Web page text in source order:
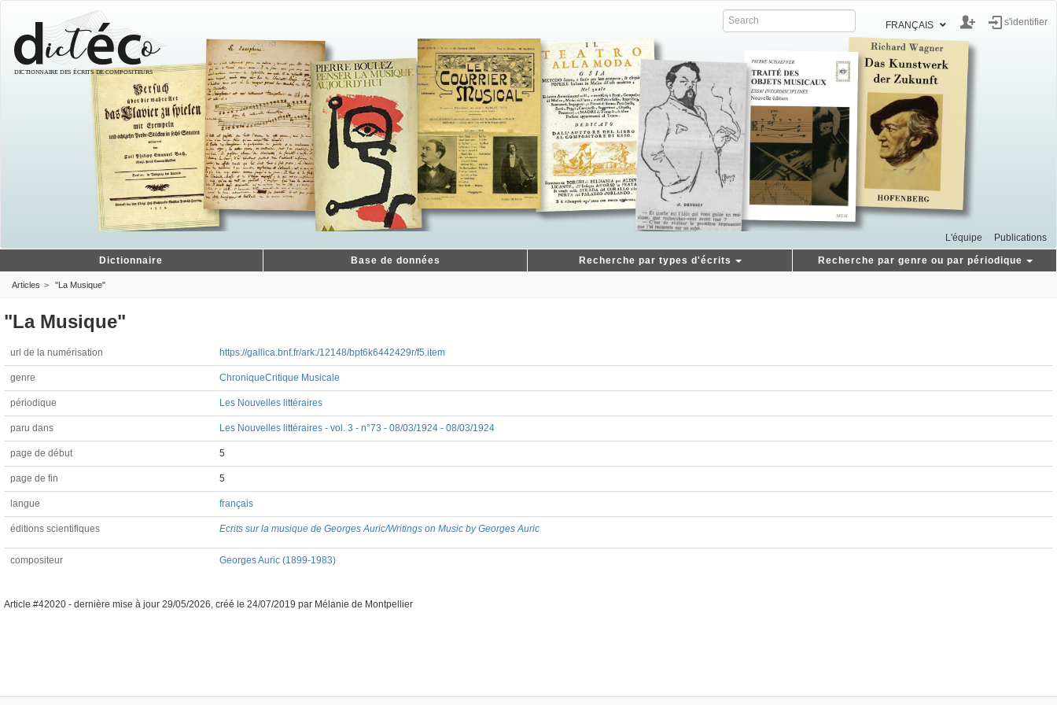
FRANÇAIS s'identifier
L'équipe Publications
Dictionnaire Base de données Recherche par types d'écrits Recherche par genre ou par périodique
Articles "La Musique"
"La Musique"
url de la numérisation https://gallica.bnf.fr/ark:/12148/bpt6k6442429r/f5.item
genre ChroniqueCritique Musicale
périodique Les Nouvelles littéraires
paru dans Les Nouvelles littéraires - vol. 3 - n°73 - 08/03/1924 - 08/03/1924
page de début 5
page de fin 5
langue français
éditions scientifiques Ecrits sur la musique de Georges Auric/Writings on Music by Georges Auric
compositeur Georges Auric (1899-1983)
Article #42020 - dernière mise à jour 29/05/2026, créé le 24/07/2019 par Mélanie de Montpellier